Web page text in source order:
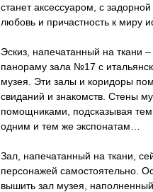
станет аксессуаром, с
любовь и причастность к миру
Эскиз, напечатанный на ткани
панораму зала №17 с
музея. Эти залы и коридоры
свиданий и знакомств. Стены
помощниками, подсказывая
одним и тем же экспонатам…
Зал, напечатанный на ткани,
персонажей самостоятельно.
вышить зал музея,